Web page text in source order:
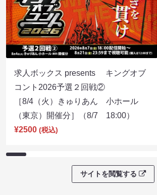
求人ボックス presents キングオブ
コント2026予選２回戦②
［8/4（火）きゅりあん 小ホール
（東京）開催分］（8/7 18:00）
¥2500 (税込)
サイトを閲覧する